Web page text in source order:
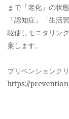
まで「老化」の状
「認知症」「生活
駆使しモニタリン
案します。
プリベンションク
https://